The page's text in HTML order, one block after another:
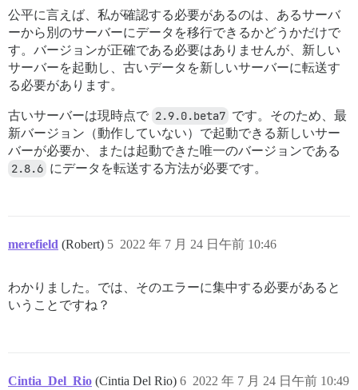
公平に言えば、私が確認する必要があるのは、あるサーバ
ーから別のサーバーにデータを移行できるかどうかだけで
す。バージョンが正確である必要はありませんが、新しい
サーバーを起動し、古いデータを新しいサーバーに転送す
る必要があります。
古いサーバーは現時点で 2.9.0.beta7 です。そのため、最
新バージョン（動作していない）で起動できる新しいサー
バーが必要か、または起動できた唯一のバージョンである
2.8.6 にデータを転送する方法が必要です。
merefield (Robert) 2022 年 7 月 24 日午前 10:46
5
わかりました。では、そのエラーに集中する必要があると
いうことですね？
Cintia_Del_Rio (Cintia Del Rio) 2022 年 7 月 24 日午前 10:49
6